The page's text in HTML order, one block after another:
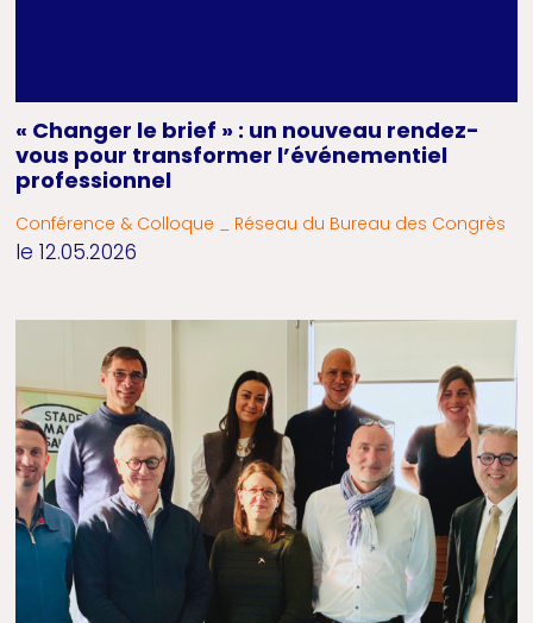
« Changer le brief » : un nouveau rendez-
vous pour transformer l’événementiel
professionnel
Conférence & Colloque _ Réseau du Bureau des Congrès
le 12.05.2026